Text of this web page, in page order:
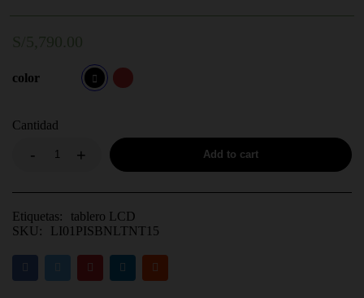
S/ 5,790.00
color
Cantidad
Add to cart
Etiquetas:
tablero LCD
SKU:
LI01PISBNLTNT15